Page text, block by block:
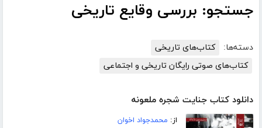
جستجو: بررسی وقایع تاریخی
دسته‌ها:
کتاب‌های تاریخی
کتاب‌های صوتی رایگان تاریخی و اجتماعی
دانلود کتاب جنایت شجره ملعونه
از: محمدجواد اخوان